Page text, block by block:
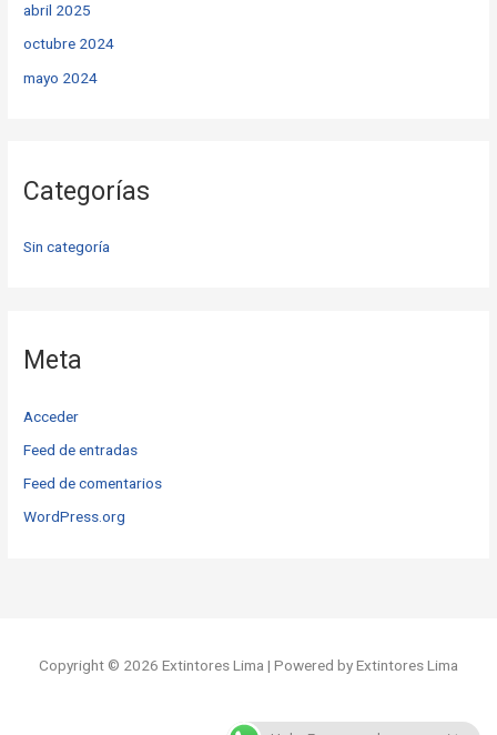
abril 2025
octubre 2024
mayo 2024
Categorías
Sin categoría
Meta
Acceder
Feed de entradas
Feed de comentarios
WordPress.org
Copyright © 2026 Extintores Lima | Powered by Extintores Lima